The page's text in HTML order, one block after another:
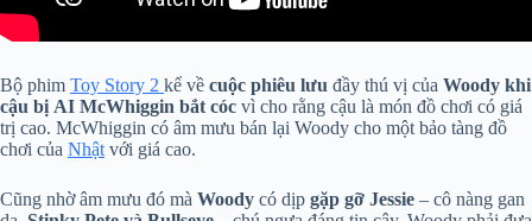
Bộ phim Toy Story 2 kể về cuộc phiêu lưu đầy thú vị của Woody khi
cậu bị AI McWhiggin bắt cóc vì cho rằng cậu là món đồ chơi có giá
trị cao. McWhiggin có âm mưu bán lại Woody cho một bảo tàng đồ
chơi của Nhật với giá cao.
Cũng nhờ âm mưu đó mà Woody có dịp gặp gỡ Jessie – cô nàng gan